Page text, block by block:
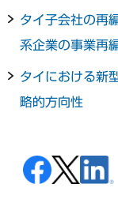
タイ子会社の再
系企業の事業再
タイにおける新
略的方向性